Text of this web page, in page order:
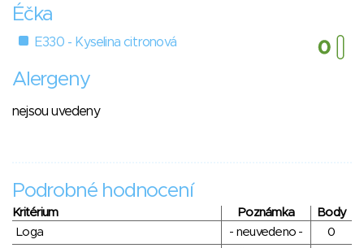
Éčka
E330 - Kyselina citronová
Alergeny
nejsou uvedeny
Podrobné hodnocení
Kritérium Poznámka
Body
Loga
- neuvedeno -
0